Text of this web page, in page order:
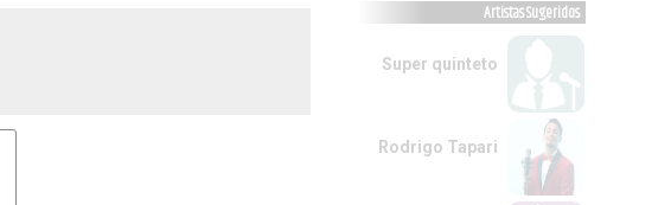
Artistas Sugeridos
Super quinteto
Rodrigo Tapari